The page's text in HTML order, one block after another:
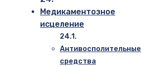
Медикаментозное
исцеление
Антивосполительные
средства